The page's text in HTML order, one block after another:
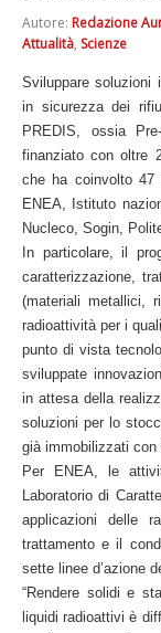
Autore: Redazione
Attualità, Scienze
Sviluppare soluzioni
in sicurezza dei
PREDIS, ossia
finanziato con oltre
che ha coinvolto 47
ENEA, Istituto
Nucleco, Sogin,
In particolare, il
caratterizzazione,
(materiali metallici,
radioattività per i
punto di vista
sviluppate
in attesa della
soluzioni per lo
già immobilizzati con
Per ENEA, le
Laboratorio di
applicazioni delle
trattamento e il
sette linee d’azione
“Rendere solidi e
liquidi radioattivi è